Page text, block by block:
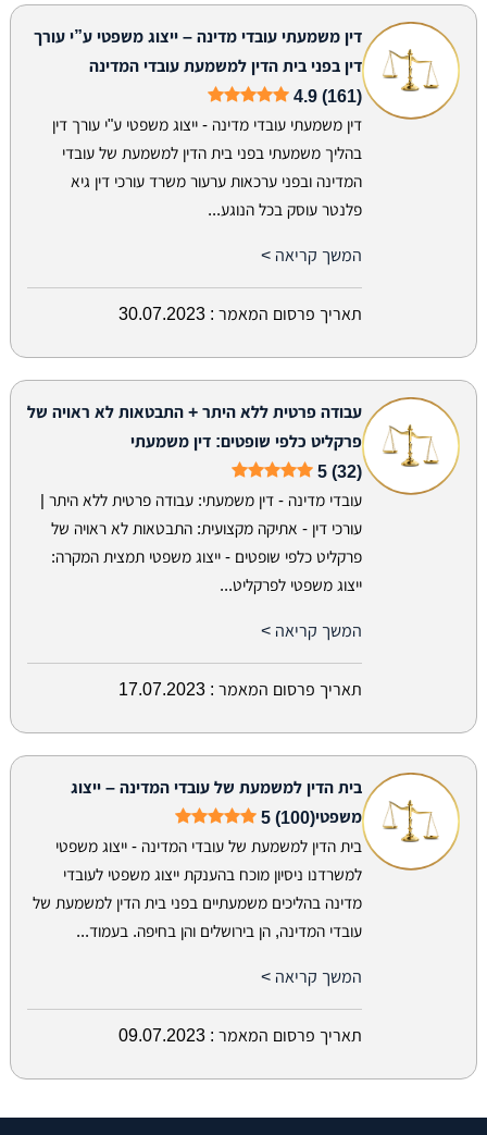
דין משמעתי עובדי מדינה – ייצוג משפטי ע”י עורך
דין בפני בית הדין למשמעת עובדי המדינה
4.9 (161)
דין משמעתי עובדי מדינה - ייצוג משפטי ע"י עורך דין
בהליך משמעתי בפני בית הדין למשמעת של עובדי
המדינה ובפני ערכאות ערעור משרד עורכי דין גיא
פלנטר עוסק בכל הנוגע...
המשך קריאה >
תאריך פרסום המאמר : 30.07.2023
עבודה פרטית ללא היתר + התבטאות לא ראויה של
פרקליט כלפי שופטים: דין משמעתי
5 (32)
עובדי מדינה - דין משמעתי: עבודה פרטית ללא היתר |
עורכי דין - אתיקה מקצועית: התבטאות לא ראויה של
פרקליט כלפי שופטים - ייצוג משפטי תמצית המקרה:
ייצוג משפטי לפרקליט...
המשך קריאה >
תאריך פרסום המאמר : 17.07.2023
בית הדין למשמעת של עובדי המדינה – ייצוג
משפטי5 (100)
בית הדין למשמעת של עובדי המדינה - ייצוג משפטי
למשרדנו ניסיון מוכח בהענקת ייצוג משפטי לעובדי
מדינה בהליכים משמעתיים בפני בית הדין למשמעת של
עובדי המדינה, הן בירושלים והן בחיפה. בעמוד...
המשך קריאה >
תאריך פרסום המאמר : 09.07.2023